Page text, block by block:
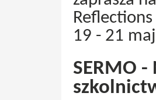
19 - 21
SERMO